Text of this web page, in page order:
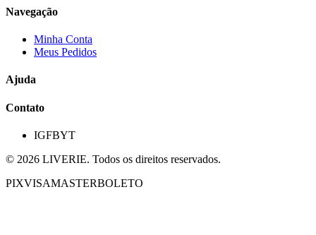
Navegação
Minha Conta
Meus Pedidos
Ajuda
Contato
IGFBYT
© 2026 LIVERIE. Todos os direitos reservados.
PIXVISAMASTERBOLETO